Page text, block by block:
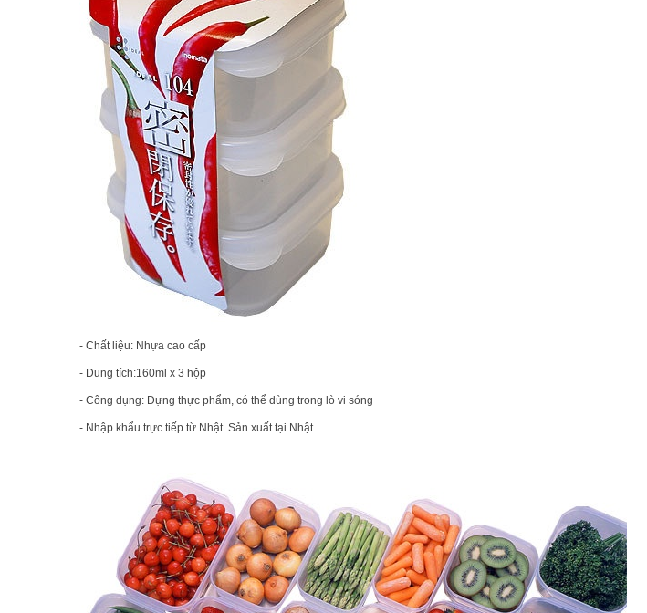
- Chất liệu: Nhựa cao cấp
- Dung tích:160ml x 3 hộp
- Công dụng: Đựng thực phẩm, có thể dùng trong lò vi sóng
- Nhập khẩu trực tiếp từ Nhật. Sản xuất tại Nhật